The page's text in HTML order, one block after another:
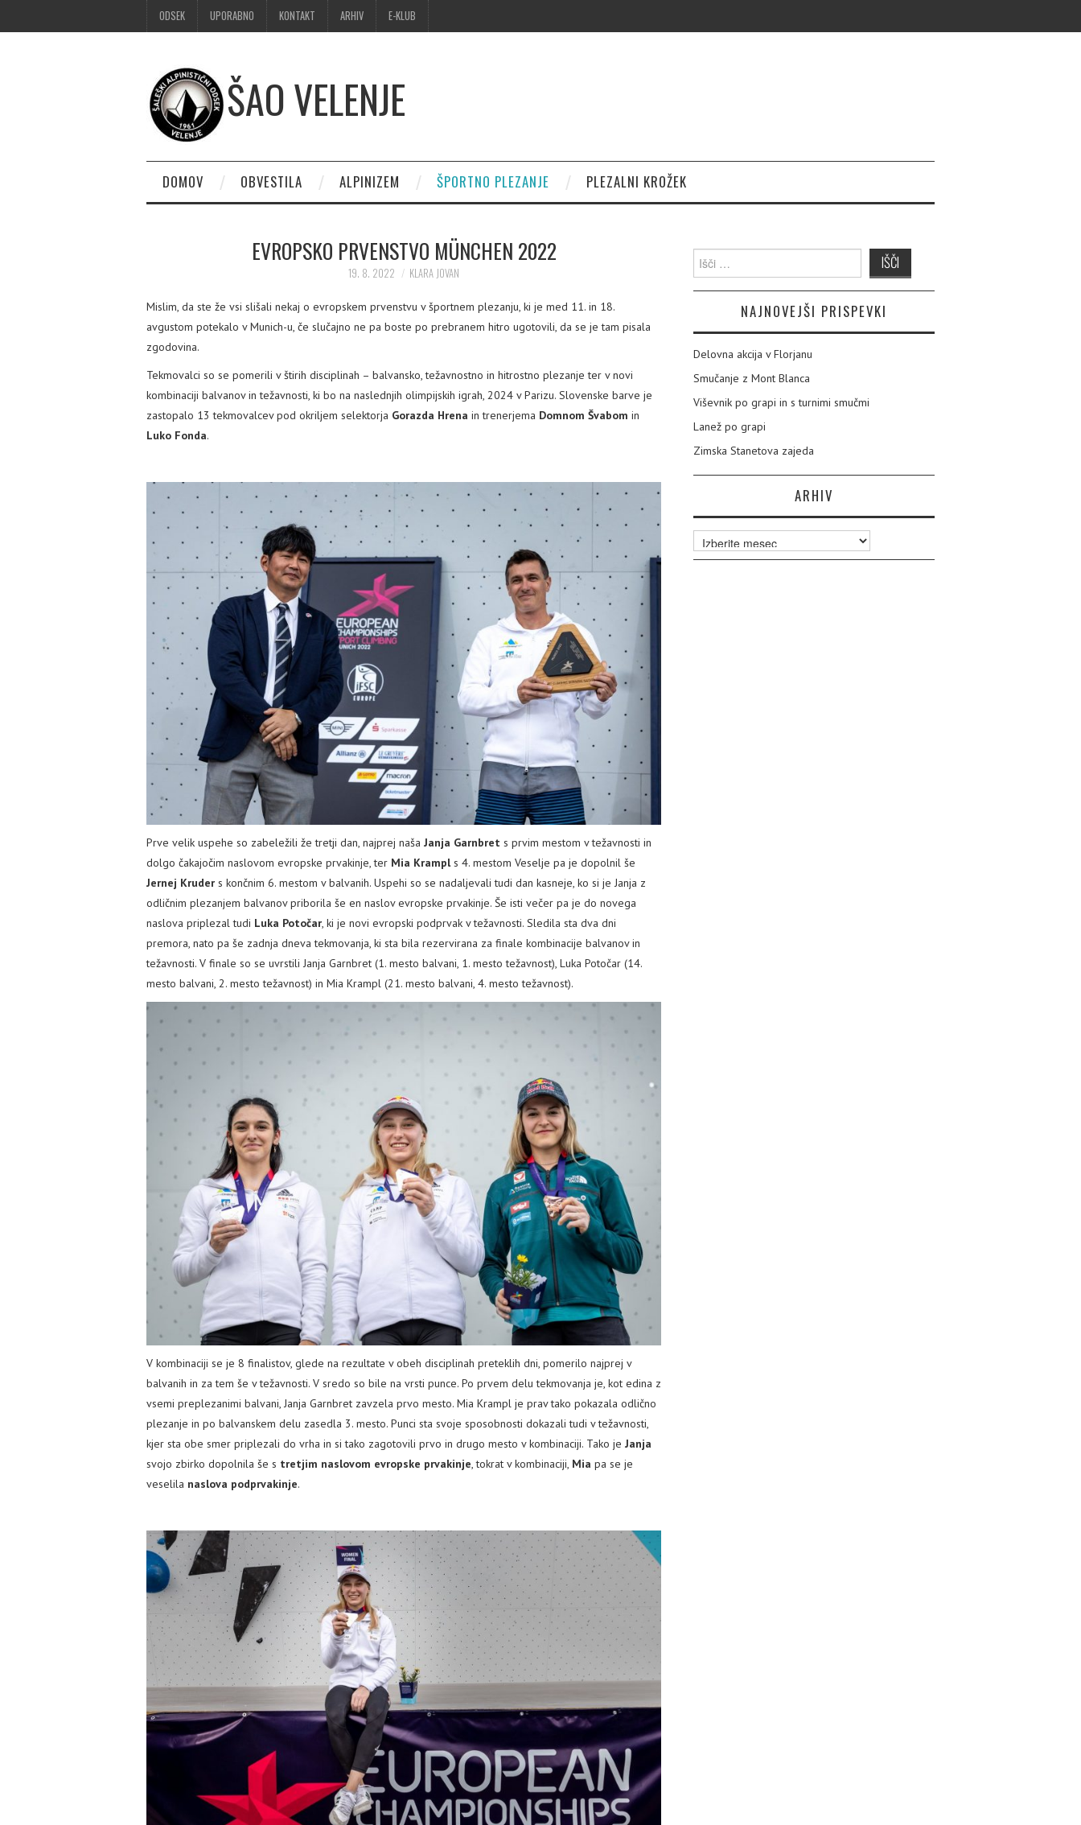
ODSEK UPORABNO KONTAKT ARHIV E-KLUB
ŠAO VELENJE
DOMOV OBVESTILA ALPINIZEM ŠPORTNO PLEZANJE PLEZALNI KROŽEK
EVROPSKO PRVENSTVO MÜNCHEN 2022
19. 8. 2022 KLARA JOVAN
Mislim, da ste že vsi slišali nekaj o evropskem prvenstvu v športnem plezanju, ki je med 11. in 18.
avgustom potekalo v Munich-u, če slučajno ne pa boste po prebranem hitro ugotovili, da se je tam pisala
zgodovina.
Tekmovalci so se pomerili v štirih disciplinah – balvansko, težavnostno in hitrostno plezanje ter v novi
kombinaciji balvanov in težavnosti, ki bo na naslednjih olimpijskih igrah, 2024 v Parizu. Slovenske barve je
zastopalo 13 tekmovalcev pod okriljem selektorja Gorazda Hrena in trenerjema Domnom Švabom in
Luko Fonda.
Prve velik uspehe so zabeležili že tretji dan, najprej naša Janja Garnbret s prvim mestom v težavnosti in
dolgo čakajočim naslovom evropske prvakinje, ter Mia Krampls 4. mestom Veselje pa je dopolnil še
Jernej Kruder s končnim 6. mestom v balvanih. Uspehi so se nadaljevali tudi dan kasneje, ko si je Janja z
odličnim plezanjem balvanov priborila še en naslov evropske prvakinje. Še isti večer pa je do novega
naslova priplezal tudi Luka Potočar, ki je novi evropski podprvak v težavnosti. Sledila sta dva dni
premora, nato pa še zadnja dneva tekmovanja, ki sta bila rezervirana za finale kombinacije balvanov in
težavnosti. V finale so se uvrstili Janja Garnbret (1. mesto balvani, 1. mesto težavnost), Luka Potočar (14.
mesto balvani, 2. mesto težavnost) in Mia Krampl (21. mesto balvani, 4. mesto težavnost).
V kombinaciji se je 8 finalistov, glede na rezultate v obeh disciplinah preteklih dni, pomerilo najprej v
balvanih in za tem še v težavnosti. V sredo so bile na vrsti punce. Po prvem delu tekmovanja je, kot edina z
vsemi preplezanimi balvani, Janja Garnbret zavzela prvo mesto. Mia Krampl je prav tako pokazala odlično
plezanje in po balvanskem delu zasedla 3. mesto. Punci sta svoje sposobnosti dokazali tudi v težavnosti,
kjer sta obe smer priplezali do vrha in si tako zagotovili prvo in drugo mesto v kombinaciji. Tako je Janja
svojo zbirko dopolnila še s tretjim naslovom evropske prvakinje, tokrat v kombinaciji, Mia pa se je
veselila naslova podprvakinje.
Išči:
NAJNOVEJŠI PRISPEVKI
Delovna akcija v Florjanu
Smučanje z Mont Blanca
Viševnik po grapi in s turnimi smučmi
Lanež po grapi
Zimska Stanetova zajeda
ARHIV
Arhiv